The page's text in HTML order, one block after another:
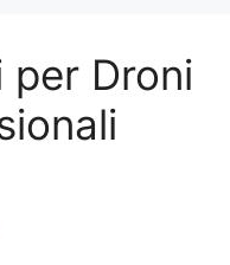
per Droni